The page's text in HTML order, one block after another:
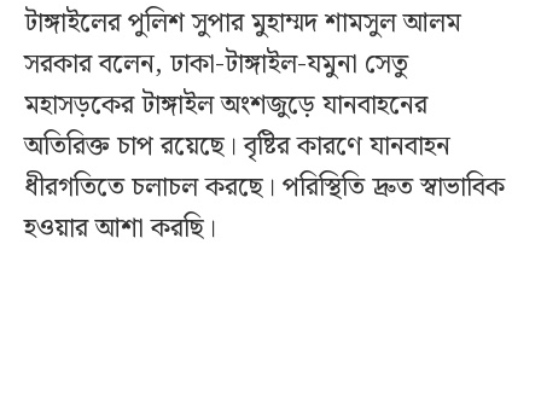
টাঙ্গাইলের পুলিশ সুপার মুহাম্মদ শামসুল আলম
সরকার বলেন, ঢাকা-টাঙ্গাইল-যমুনা সেতু
মহাসড়কের টাঙ্গাইল অংশজুড়ে যানবাহনের
অতিরিক্ত চাপ রয়েছে। বৃষ্টির কারণে যানবাহন
ধীরগতিতে চলাচল করছে। পরিস্থিতি দ্রুত স্বাভাবিক
হওয়ার আশা করছি।